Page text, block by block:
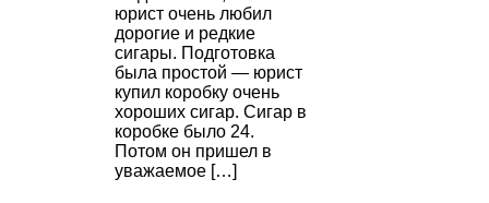
юрист очень любил
дорогие и редкие
сигары. Подготовка
была простой — юрист
купил коробку очень
хороших сигар. Сигар в
коробке было 24.
Потом он пришел в
уважаемое […]